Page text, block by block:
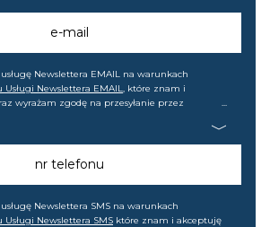
e-mail
Newslettera EMAIL na warunkach
Newslettera EMAIL, które znam i
wyrażam zgodę na przesyłanie przez
wyprzedażach). Wiem, że mogę tę zgodę w
cofnąć.nr telefonu
Newslettera SMS na warunkach
Newslettera SMS które znam i akceptuję